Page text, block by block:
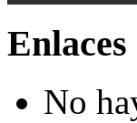
No